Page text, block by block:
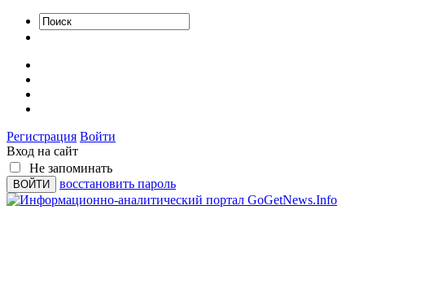
Регистрация Войти
Вход на сайт
Не запоминать
восстановить пароль